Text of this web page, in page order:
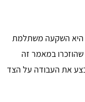
היא השקעה משתלמת
במאמר זה
את העבודה על הצד